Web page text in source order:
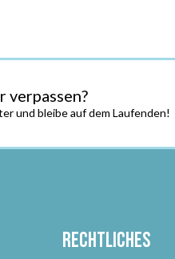
verpassen?
und bleibe auf dem Laufenden!
Rechtliches